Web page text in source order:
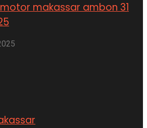
makassar ambon 31